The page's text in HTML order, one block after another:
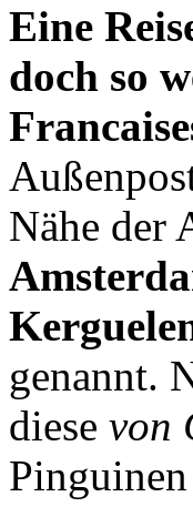
Eine
doch so
Nähe der
genannt.
diese von